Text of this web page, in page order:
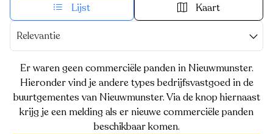
Lijst Kaart
Relevantie
Er waren geen commerciële panden in Nieuwmunster.
Hieronder vind je andere types bedrijfsvastgoed in de
buurtgementes van Nieuwmunster. Via de knop hiernaast
krijg je een melding als er nieuwe commerciële panden
beschikbaar komen.